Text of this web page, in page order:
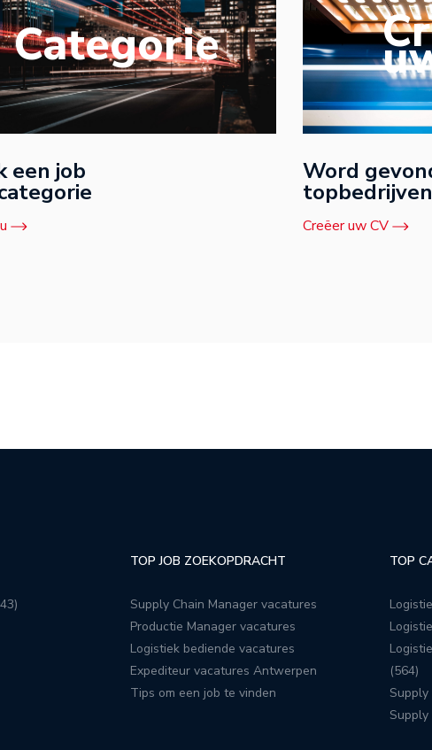
Categorie
een job Word
topbedrijven
Creëer uw CV
TOP JOB ZOEKOPDRACHT
Supply Chain Manager vacatures
Productie Manager vacatures
Logistiek bediende vacatures
Expediteur vacatures Antwerpen
Tips om een job te vinden
TOP
(564)